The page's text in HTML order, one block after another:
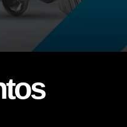
Carrega-tudo
Barra de Travamento